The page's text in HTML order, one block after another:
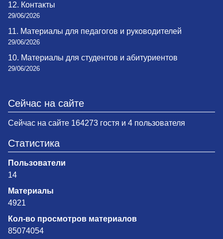
12. Контакты
29/06/2026
11. Материалы для педагогов и руководителей
29/06/2026
10. Материалы для студентов и абитуриентов
29/06/2026
Сейчас на сайте
Сейчас на сайте 164273 гостя и 4 пользователя
Статистика
Пользователи
14
Материалы
4921
Кол-во просмотров материалов
85074054